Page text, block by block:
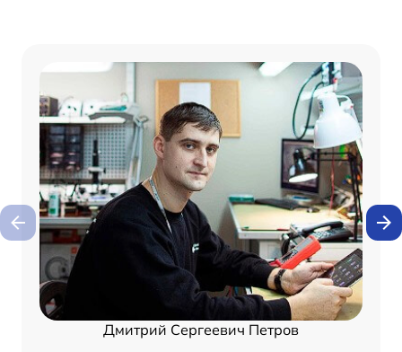
Дмитрий Сергеевич Петров